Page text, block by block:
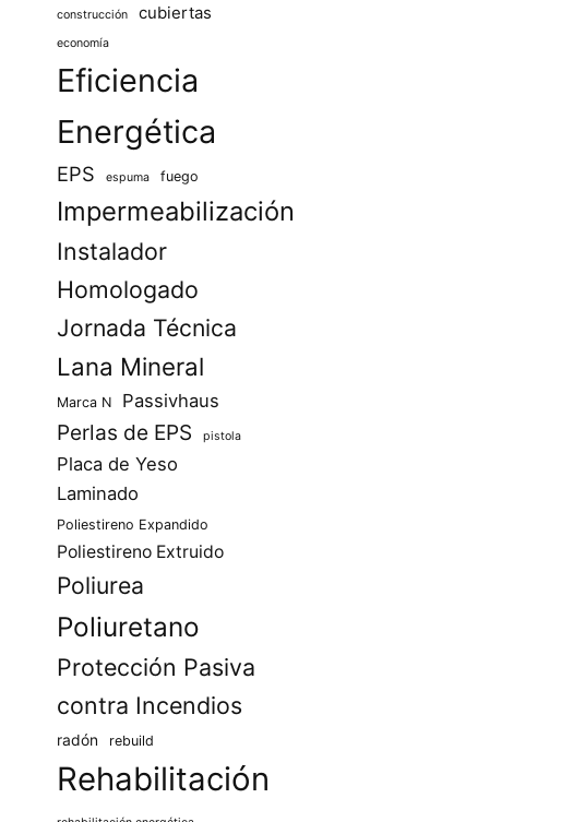
construcción cubiertas
economía
Eficiencia
Energética
EPS espuma fuego
Impermeabilización
Instalador
Homologado
Jornada Técnica
Lana Mineral
Marca N Passivhaus
Perlas de EPS pistola
Placa de Yeso
Laminado
Poliestireno Expandido
Poliestireno Extruido
Poliurea
Poliuretano
Protección Pasiva
contra Incendios
radón rebuild
Rehabilitación